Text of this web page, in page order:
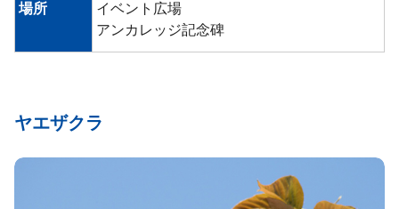
場所
イベント広場
アンカレッジ記念碑
ヤエザクラ